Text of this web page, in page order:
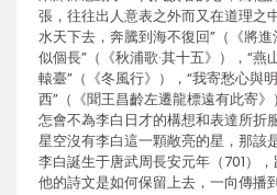
張，往往出人意表之外而又在道理之
水天下去，奔騰到海不復回”（《將
似個長”（《秋浦歌·其十五》），“
轅臺”（《冬風行》），“我寄愁心與
西”（《聞王昌齡左遷龍標遠有此寄
怎會不為李白日才的構想和表達所折
星空沒有李白這一顆敞亮的星，那該
李白誕生于唐武周長安元年（701）
他的詩文是如何保留上去，一向傳播